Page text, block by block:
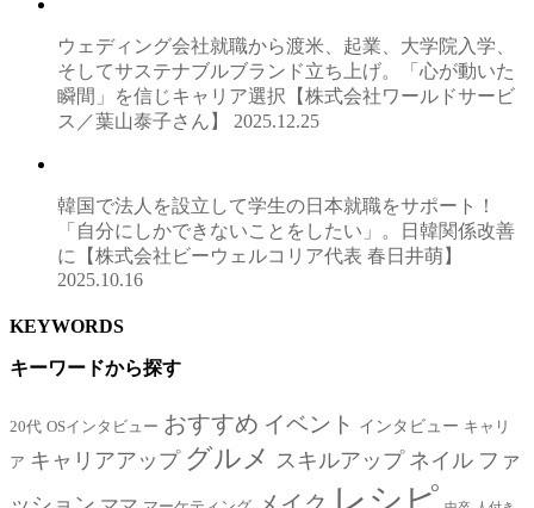
ウェディング会社就職から渡米、起業、大学院入学、
そしてサステナブルブランド立ち上げ。「心が動いた
瞬間」を信じキャリア選択【株式会社ワールドサービ
ス／葉山泰子さん】 2025.12.25
韓国で法人を設立して学生の日本就職をサポート！
「自分にしかできないことをしたい」。日韓関係改善
に【株式会社ビーウェルコリア代表 春日井萌】
2025.10.16
KEYWORDS
キーワードから探す
20代 OSインタビュー おすすめ イベント インタビュー キャリ
ア キャリアアップ グルメ スキルアップ ネイル ファ
レシピ